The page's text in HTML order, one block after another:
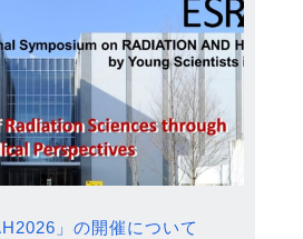
」の開催について